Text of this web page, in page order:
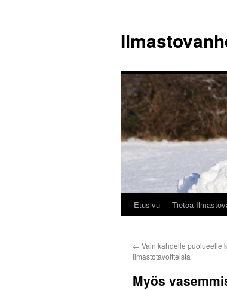
Etusivu Tietoa
← Vain kahdelle puolueelle
ilmastotavoitteista
Myös